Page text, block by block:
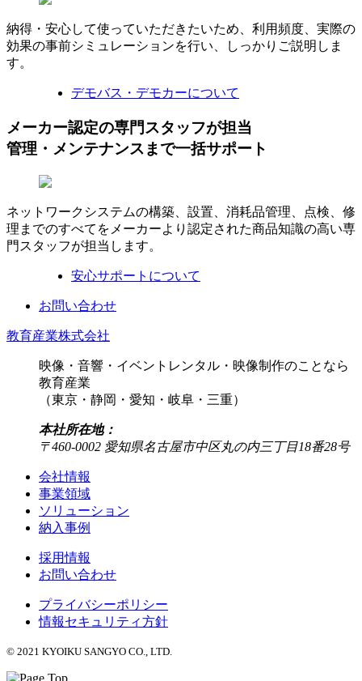
納得・安心して使っていただきたいため、利用頻度、実際の
効果の事前シミュレーションを行い、しっかりご説明しま
す。
デモバス・デモカーについて
メーカー認定の専門スタッフが担当
管理・メンテナンスまで一括サポート
ネットワークシステムの構築、設置、消耗品管理、点検、修
理までのすべてをメーカーより認定された商品知識の高い専
門スタッフが担当します。
安心サポートについて
お問い合わせ
教育産業株式会社
映像・音響・イベントレンタル・映像制作のことなら
教育産業
（東京・静岡・愛知・岐阜・三重）
本社所在地：
〒460-0002 愛知県名古屋市中区丸の内三丁目18番28号
会社情報
事業領域
ソリューション
納入事例
採用情報
お問い合わせ
プライバシーポリシー
情報セキュリティ方針
© 2021 KYOIKU SANGYO CO., LTD.